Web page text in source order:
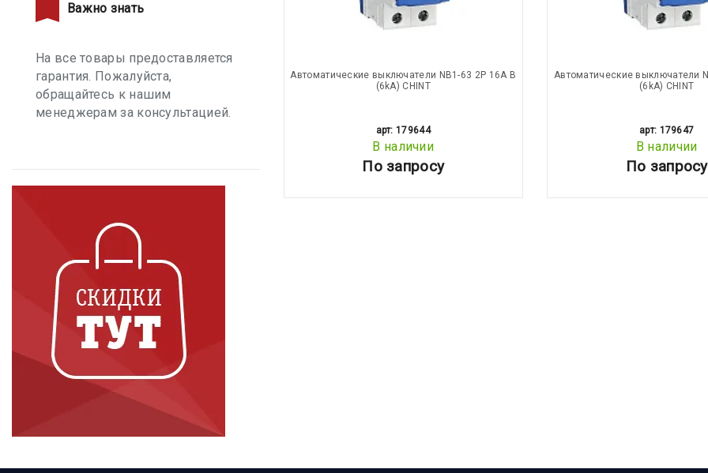
Автоматические выключатели NB1-63 2P 16A B
(6kA) CHINT
арт: 179644
В наличии
По запросу
Автоматические выключатели
(6kA) CHINT
арт: 179647
В наличии
По запросу
Важно знать
На все товары предоставляется
гарантия. Пожалуйста,
обращайтесь к нашим
менеджерам за консультацией.